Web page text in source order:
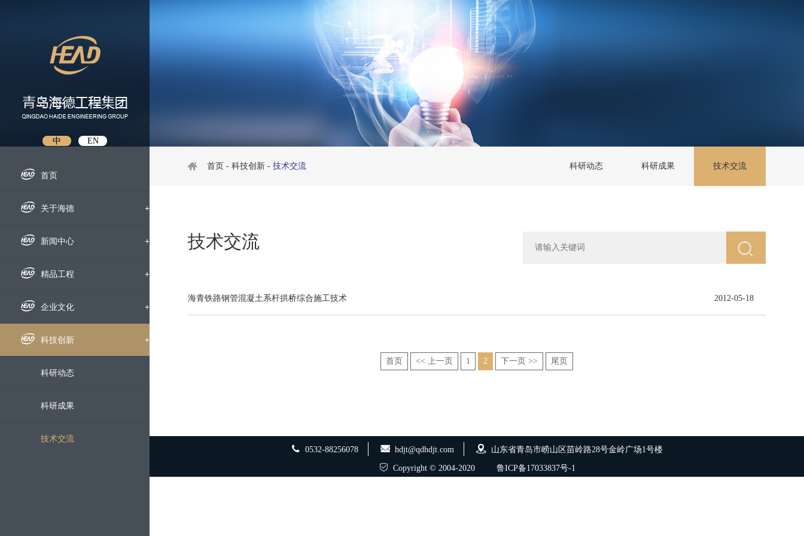
中 EN
首页
关于海德 +
企业概况
组织机构
下属公司
发展历程
荣誉资质
企业宣传片
新闻中心 +
企业新闻
通知公告
招标信息
媒体聚焦
精品工程 +
国内工程
海外工程
企业文化 +
企业文化
员工风采
文明创建
党群工作
科技创新 +
科研动态
科研成果
技术交流
首页 - 科技创新 - 技术交流 科研动态 科研成果 技术交流
技术交流
海青铁路钢管混凝土系杆拱桥综合施工技术 2012-05-18
首页 << 上一页 1 2 下一页 >> 尾页
0532-88256078 hdjt@qdhdjt.com 山东省青岛市崂山区苗岭路28号金岭广场1号楼
Copyright © 2004-2020 鲁ICP备17033837号-1